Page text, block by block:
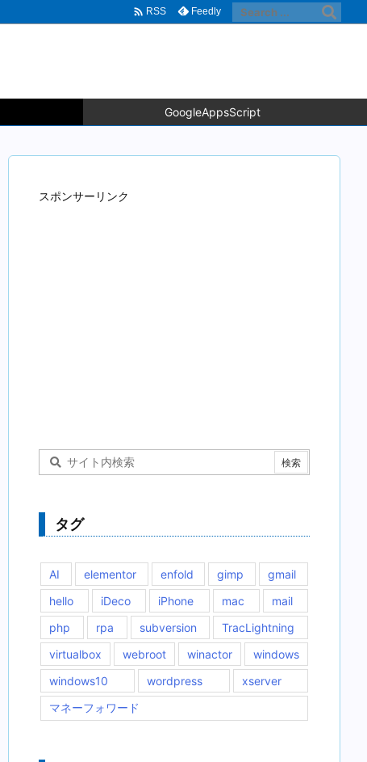
GoogleAppsScript
 RSS Feedly
スポンサーリンク
タグ
AI elementor enfold gimp
gmail
hello
iDeco iPhone mac
mail
php
rpa subversion
TracLightning
virtualbox
webroot winactor
windows
windows10
wordpress
xserver
マネーフォワード